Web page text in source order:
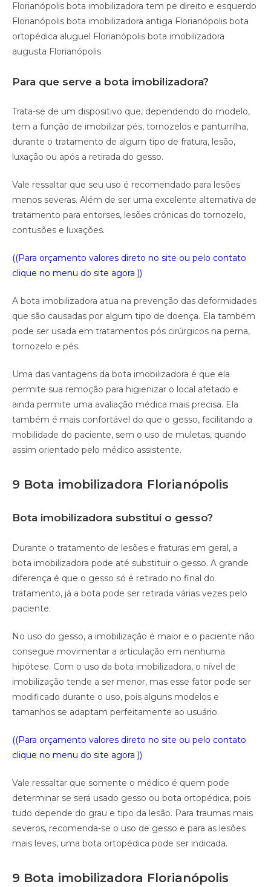
Florianópolis bota imobilizadora tem pe direito e esquerdo
Florianópolis bota imobilizadora antiga Florianópolis bota
ortopédica aluguel Florianópolis bota imobilizadora
augusta Florianópolis
Para que serve a bota imobilizadora?
Trata-se de um dispositivo que, dependendo do modelo,
tem a função de imobilizar pés, tornozelos e panturrilha,
durante o tratamento de algum tipo de fratura, lesão,
luxação ou após a retirada do gesso.
Vale ressaltar que seu uso é recomendado para lesões
menos severas. Além de ser uma excelente alternativa de
tratamento para entorses, lesões crônicas do tornozelo,
contusões e luxações.
((Para orçamento valores direto no site ou pelo contato
clique no menu do site agora ))
A bota imobilizadora atua na prevenção das deformidades
que são causadas por algum tipo de doença. Ela também
pode ser usada em tratamentos pós cirúrgicos na perna,
tornozelo e pés.
Uma das vantagens da bota imobilizadora é que ela
permite sua remoção para higienizar o local afetado e
ainda permite uma avaliação médica mais precisa. Ela
também é mais confortável do que o gesso, facilitando a
mobilidade do paciente, sem o uso de muletas, quando
assim orientado pelo médico assistente.
9 Bota imobilizadora Florianópolis
Bota imobilizadora substitui o gesso?
Durante o tratamento de lesões e fraturas em geral, a
bota imobilizadora pode até substituir o gesso. A grande
diferença é que o gesso só é retirado no final do
tratamento, já a bota pode ser retirada várias vezes pelo
paciente.
No uso do gesso, a imobilização é maior e o paciente não
consegue movimentar a articulação em nenhuma
hipótese. Com o uso da bota imobilizadora, o nível de
imobilização tende a ser menor, mas esse fator pode ser
modificado durante o uso, pois alguns modelos e
tamanhos se adaptam perfeitamente ao usuário.
((Para orçamento valores direto no site ou pelo contato
clique no menu do site agora ))
Vale ressaltar que somente o médico é quem pode
determinar se será usado gesso ou bota ortopédica, pois
tudo depende do grau e tipo da lesão. Para traumas mais
severos, recomenda-se o uso de gesso e para as lesões
mais leves, uma bota ortopédica pode ser indicada.
9 Bota imobilizadora Florianópolis